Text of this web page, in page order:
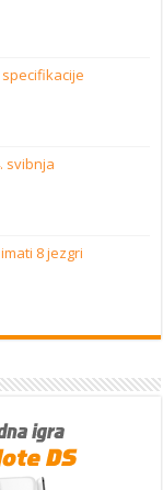
svibnja
8 jezgri